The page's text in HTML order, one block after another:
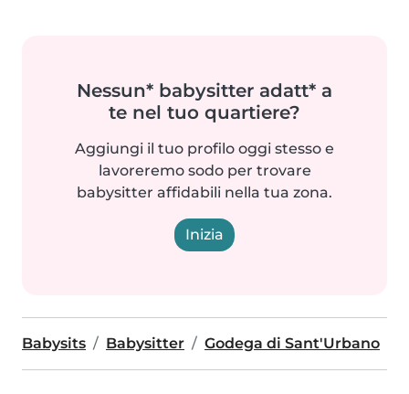
Nessun* babysitter adatt* a
te nel tuo quartiere?
Aggiungi il tuo profilo oggi stesso e
lavoreremo sodo per trovare
babysitter affidabili nella tua zona.
Inizia
Babysits Babysitter Godega di Sant'Urbano